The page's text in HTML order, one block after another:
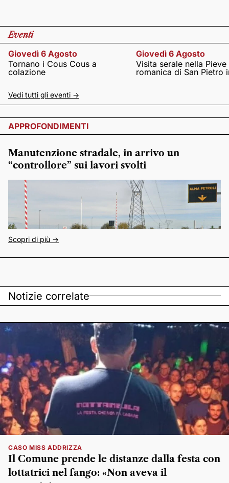
Eventi
Giovedì 6 Agosto
Tornano i Cous Cous a
colazione
Giovedì 6 Agosto
Visita serale nella Pieve
romanica di San Pietro
Vedi tutti gli eventi ->
APPROFONDIMENTI
Manutenzione stradale, in arrivo un
“controllore” sui lavori svolti
Scopri di più ->
Notizie correlate
CASO MISS ADDRIZZA
Il Comune prende le distanze dalla festa con
lottatrici nel fango: «Non aveva il